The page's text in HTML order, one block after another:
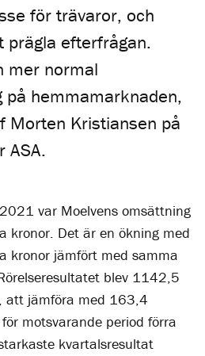
för trävaror, och
efterfrågan.
mer normal
på hemmamarknaden,
Morten Kristiansen på
ASA.
var Moelvens omsättning
kronor. Det är en ökning med
kronor jämfört med samma
blev 1142,5
att jämföra med 163,4
motsvarande period förra
kvartalsresultat